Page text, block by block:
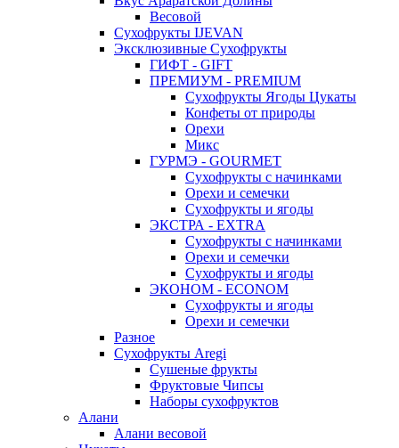
Весовой
Сухофрукты IJEVAN
Эксклюзивные Сухофрукты
ГИФТ - GIFT
ПРЕМИУМ - PREMIUM
Сухофрукты Ягоды Цукаты
Конфеты от природы
Орехи
Микс
ГУРМЭ - GOURMET
Сухофрукты с начинками
Орехи и семечки
Сухофрукты и ягоды
ЭКСТРА - EXTRA
Сухофрукты с начинками
Орехи и семечки
Сухофрукты и ягоды
ЭКОНОМ - ECONOM
Сухофрукты и ягоды
Орехи и семечки
Разное
Сухофрукты Aregi
Сушеные фрукты
Фруктовые Чипсы
Наборы сухофруктов
Алани
Алани весовой